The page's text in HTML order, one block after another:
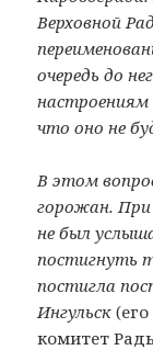
Верховной
очередь до
настроениям
что оно не
В этом
горожан. При
не был
постигнуть
постигла
Ингульск
комитет